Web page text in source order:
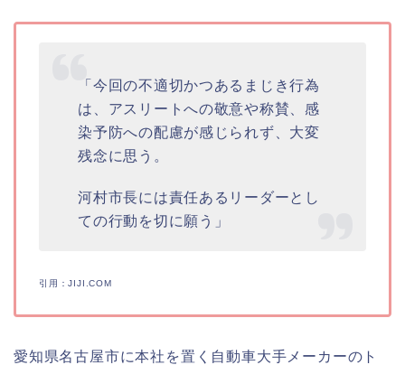
「今回の不適切かつあるまじき行為
は、アスリートへの敬意や称賛、感
染予防への配慮が感じられず、大変
残念に思う。
河村市長には責任あるリーダーとし
ての行動を切に願う」
引用：JIJI.COM
愛知県名古屋市に本社を置く自動車大手メーカーのト